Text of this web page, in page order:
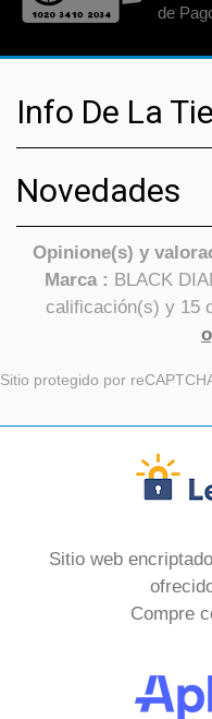
de
Info De La
Novedades
Opinione(s) y
Marca : BLACK
calificación(s) y 15
Sitio protegido por
Sitio web
Compre